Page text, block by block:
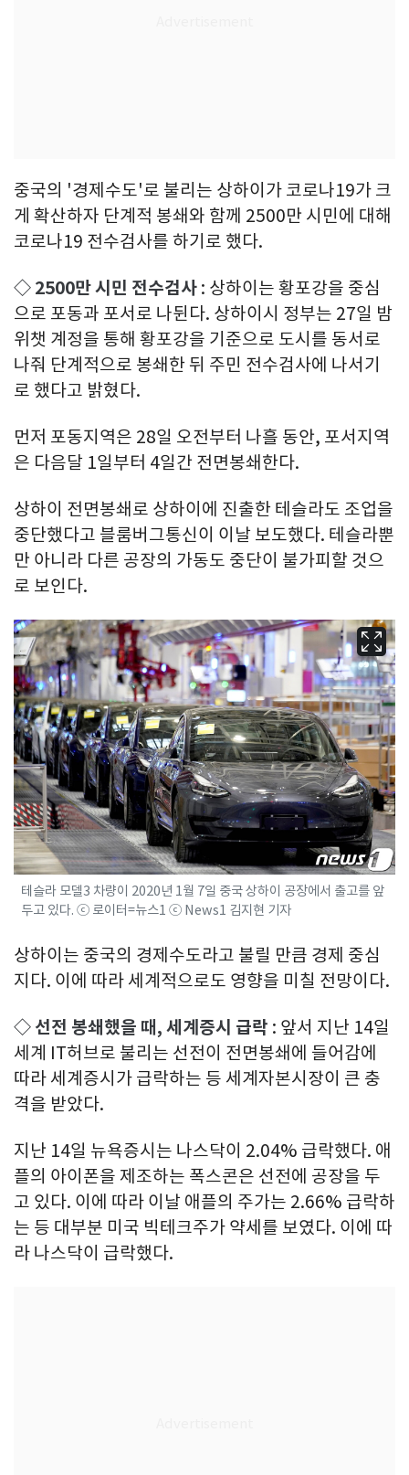
중국의 '경제수도'로 불리는 상하이가 코로나19가 크
게 확산하자 단계적 봉쇄와 함께 2500만 시민에 대해
코로나19 전수검사를 하기로 했다.
◇ 2500만 시민 전수검사 : 상하이는 황포강을 중심
으로 포동과 포서로 나뒨다. 상하이시 정부는 27일 밤
위챗 계정을 통해 황포강을 기준으로 도시를 동서로
나줘 단계적으로 봉쇄한 뒤 주민 전수검사에 나서기
로 했다고 밝혔다.
먼저 포동지역은 28일 오전부터 나흘 동안, 포서지역
은 다음달 1일부터 4일간 전면봉쇄한다.
상하이 전면봉쇄로 상하이에 진출한 테슬라도 조업을
중단했다고 블룸버그통신이 이날 보도했다. 테슬라뿐
만 아니라 다른 공장의 가동도 중단이 불가피할 것으
로 보인다.
테슬라 모델3 차량이 2020년 1월 7일 중국 상하이 공장에서 출고를 앞
두고 있다. ⓒ 로이터=뉴스1 ⓒ News1 김지현 기자
상하이는 중국의 경제수도라고 불릴 만큼 경제 중심
지다. 이에 따라 세계적으로도 영향을 미칠 전망이다.
◇ 선전 봉쇄했을 때, 세계증시 급락 : 앞서 지난 14일
세계 IT허브로 불리는 선전이 전면봉쇄에 들어감에
따라 세계증시가 급락하는 등 세계자본시장이 큰 충
격을 받았다.
지난 14일 뉴욕증시는 나스닥이 2.04% 급락했다. 애
플의 아이폰을 제조하는 폭스콘은 선전에 공장을 두
고 있다. 이에 따라 이날 애플의 주가는 2.66% 급락하
는 등 대부분 미국 빅테크주가 약세를 보였다. 이에 따
라 나스닥이 급락했다.